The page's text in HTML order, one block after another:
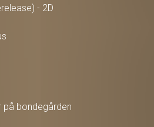
- 2D
på bondegården